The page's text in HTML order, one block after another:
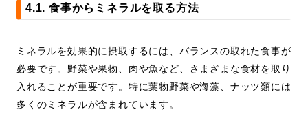
4.1. 食事からミネラルを取る方法
ミネラルを効果的に摂取するには、バランスの取れた食事が
必要です。野菜や果物、肉や魚など、さまざまな食材を取り
入れることが重要です。特に葉物野菜や海藻、ナッツ類には
多くのミネラルが含まれています。